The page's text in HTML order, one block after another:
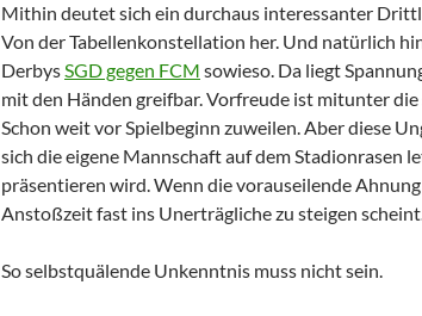
Mithin deutet sich ein durchaus interessanter
Von der Tabellenkonstellation her. Und natürlich
DerbysSGD gegen FCM sowieso. Da liegt
mit den Händen greifbar. Vorfreude ist mitunter die
Schon weit vor Spielbeginn zuweilen. Aber diese
sich die eigene Mannschaft auf dem Stadionrasen
präsentieren wird. Wenn die vorauseilende
Anstoßzeit fast ins Unerträgliche zu steigen
So selbstquälende Unkenntnis muss nicht sein.